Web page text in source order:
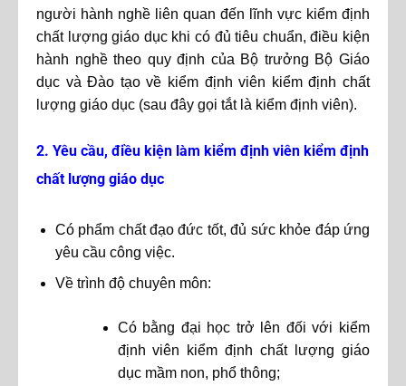
người hành nghề liên quan đến lĩnh vực kiểm định
chất lượng giáo dục khi có đủ tiêu chuẩn, điều kiện
hành nghề theo quy định của Bộ trưởng Bộ Giáo
dục và Đào tạo về kiểm định viên kiểm định chất
lượng giáo dục (sau đây gọi tắt là kiểm định viên).
2. Yêu cầu, điều kiện làm kiểm định viên kiểm định
chất lượng giáo dục
Có phẩm chất đạo đức tốt, đủ sức khỏe đáp ứng
yêu cầu công việc.
Về trình độ chuyên môn:
Có bằng đại học trở lên đối với kiểm
định viên kiểm định chất lượng giáo
dục mầm non, phổ thông;